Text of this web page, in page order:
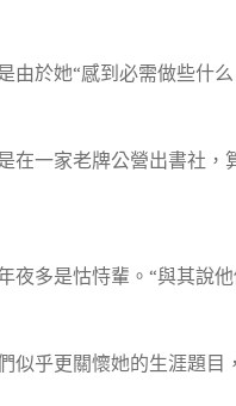
於她“感到必需做些什么
一家老牌公營出書社，
是怙恃輩。“與其說他
乎更關懷她的生涯題目